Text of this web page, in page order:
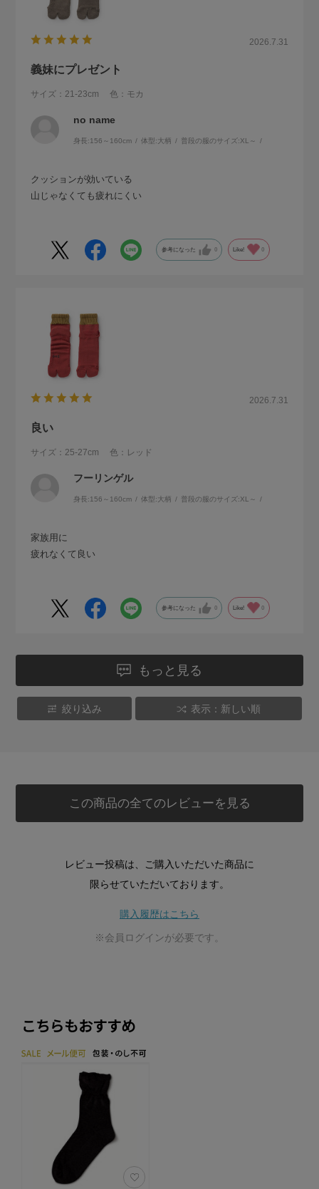
2026.7.31
義妹にプレゼント
サイズ：21-23cm 色：モカ
no name
身長:156～160cm 体型:大柄 普段の服のサイズ:XL～
クッションが効いている
山じゃなくても疲れにくい
参考になった 0 Like! 0
2026.7.31
良い
サイズ：25-27cm 色：レッド
フーリンゲル
身長:156～160cm 体型:大柄 普段の服のサイズ:XL～
家族用に
疲れなくて良い
参考になった 0 Like! 0
もっと見る
絞り込み 表示：新しい順
この商品の全てのレビューを見る
レビュー投稿は、ご購入いただいた商品に
限らせていただいております。
購入履歴はこちら
※会員ログインが必要です。
こちらもおすすめ